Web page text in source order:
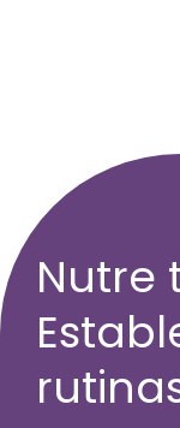
Nutre